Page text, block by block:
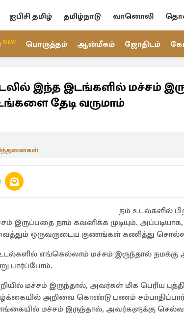
ஐபிசி தமிழ் தமிழ்நாடு வானொலி
NEW பொருத்தம் ஆன்மீகம் ஜோதிடம்
இந்த இடங்களில் மச்சம்
தேடி வருமாம்
நம் உடல்களில்
இருப்பதை நாம் கவனிக்க முடியும்.
ஒருவருடைய குணங்கள் கணித்து
எங்கெல்லாம் மச்சம் இருந்தால் நமக்கு
பார்ப்போம்.
மச்சம் இருந்தால், அவர்கள் மிக பெரிய
அறிவை கொண்டு பணம்
மச்சம் இருந்தால், அவர்களுக்கு